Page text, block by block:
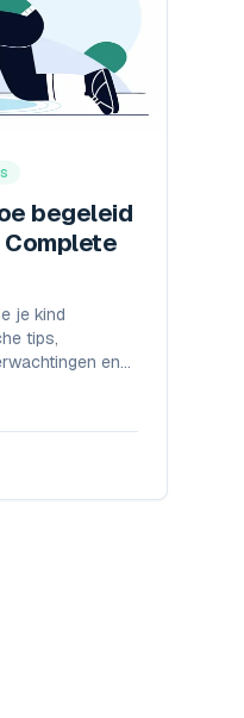
begeleid
je kind
tips,
en